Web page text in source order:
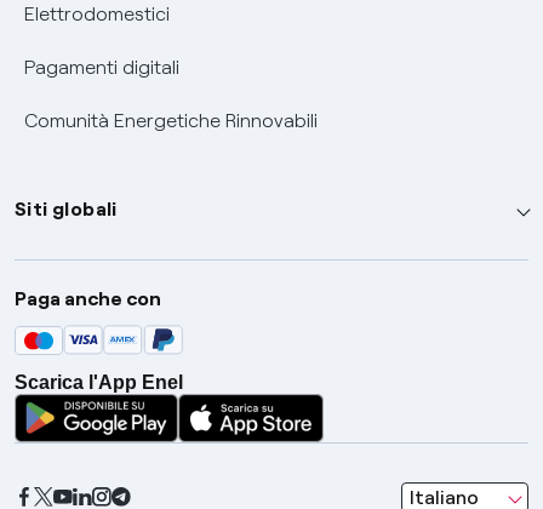
Elettrodomestici
Pagamenti digitali
Comunità Energetiche Rinnovabili
Siti globali
Enel Group
Enel Green Power
Global Trading
Global Procurement
Gridspertise
Paga anche con
Scarica l'App Enel
Italiano
seleziona una